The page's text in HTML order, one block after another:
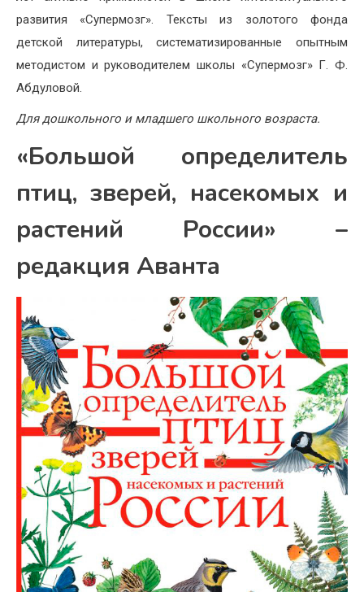
развития «Супермозг». Тексты из золотого фонда
детской литературы, систематизированные опытным
методистом и руководителем школы «Супермозг» Г. Ф.
Абдуловой.
Для дошкольного и младшего школьного возраста.
«Большой определитель
птиц, зверей, насекомых и
растений России» –
редакция Аванта